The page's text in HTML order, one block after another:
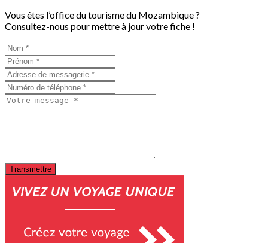
Vous êtes l’office du tourisme du Mozambique ?
Consultez-nous pour mettre à jour votre fiche !